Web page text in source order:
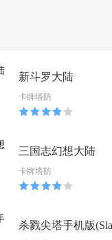
新斗罗大陆
卡牌塔防
三国志幻想大陆
卡牌塔防
杀戮尖塔手机版